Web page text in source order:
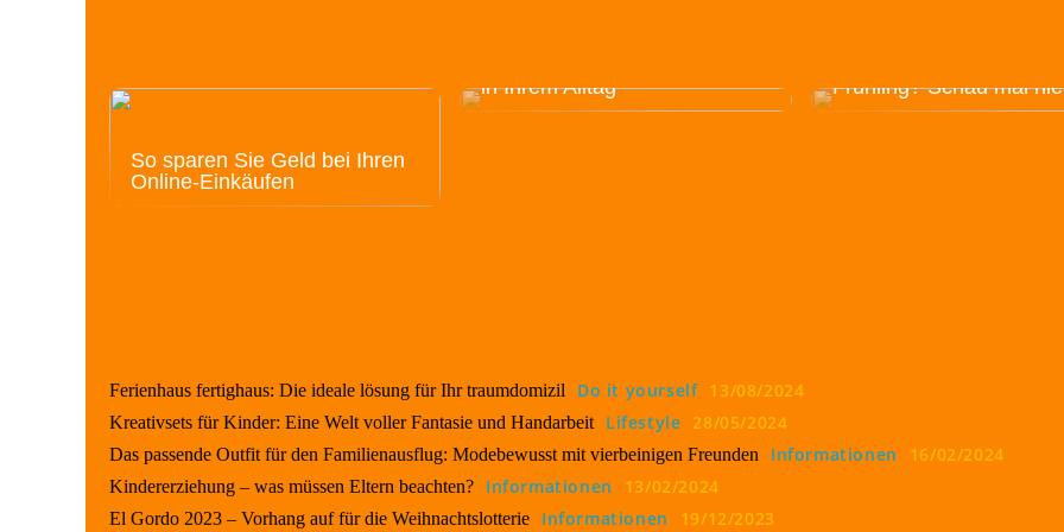
So sparen Sie Geld bei Ihren
Online-Einkäufen
in Ihrem Alltag
Frühling? Schau mal
Ferienhaus fertighaus: Die ideale lösung für Ihr traumdomizil Do it yourself 13/08/2024
Kreativsets für Kinder: Eine Welt voller Fantasie und Handarbeit Lifestyle 28/05/2024
Das passende Outfit für den Familienausflug: Modebewusst mit vierbeinigen Freunden Informationen 16/02/2024
Kindererziehung – was müssen Eltern beachten? Informationen 13/02/2024
El Gordo 2023 – Vorhang auf für die Weihnachtslotterie Informationen 19/12/2023